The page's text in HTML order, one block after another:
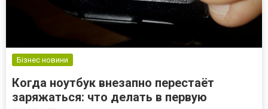
Бізнес новини
Когда ноутбук внезапно перестаёт
заряжаться: что делать в первую